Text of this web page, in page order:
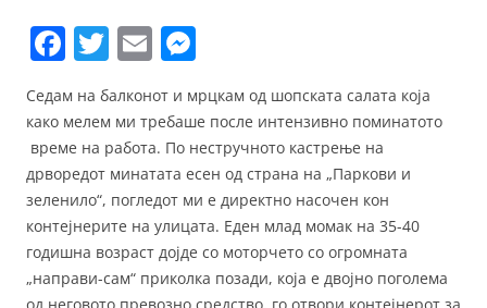
F
c
e
b
o
o
k
T
itt
er
E
ai
l
ss
e
n
g
er
Седам на балконот и мрцкам од шопската салата која
како мелем ми требаше после интензивно поминатото
време на работа. По нестручното кастрење на
дрворедот минатата есен од страна на „Паркови и
зеленило“, погледот ми е директно насочен кон
контејнерите на улицата. Еден млад момак на 35-40
годишна возраст дојде со моторчето со огромната
„направи-сам“ приколка позади, која е двојно поголема